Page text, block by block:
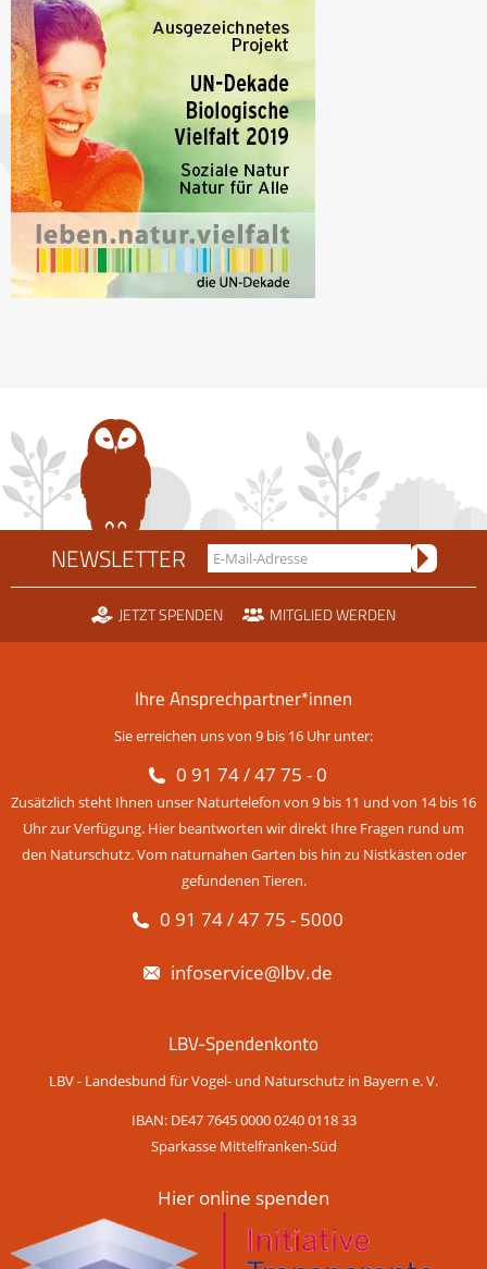
NEWSLETTER
JETZT SPENDEN MITGLIED WERDEN
Ihre Ansprechpartner*innen
Sie erreichen uns von 9 bis 16 Uhr unter:
0 91 74 / 47 75 - 0
Zusätzlich steht Ihnen unser Naturtelefon von 9 bis 11 und von 14 bis 16
Uhr zur Verfügung. Hier beantworten wir direkt Ihre Fragen rund um
den Naturschutz. Vom naturnahen Garten bis hin zu Nistkästen oder
gefundenen Tieren.
0 91 74 / 47 75 - 5000
infoservice@lbv.de
LBV-Spendenkonto
LBV - Landesbund für Vogel- und Naturschutz in Bayern e. V.
IBAN: DE47 7645 0000 0240 0118 33
Sparkasse Mittelfranken-Süd
Hier online spenden